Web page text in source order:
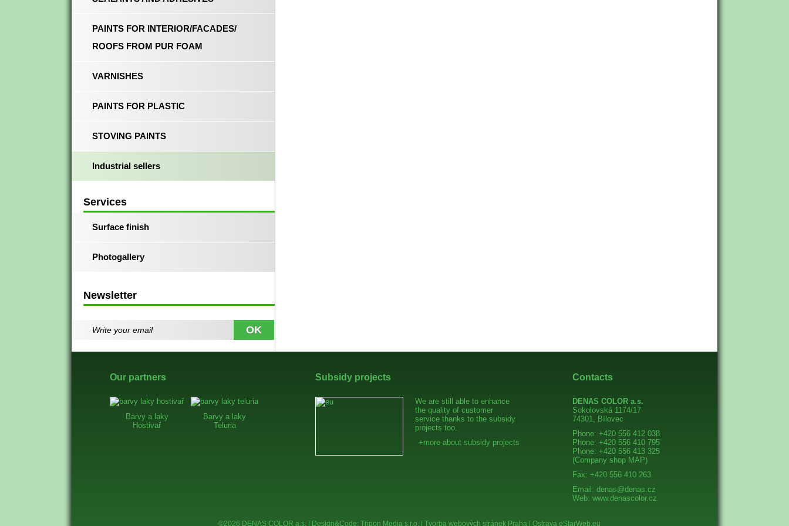
PAINTS FOR INTERIOR/FACADES/
ROOFS FROM PUR FOAM
VARNISHES
PAINTS FOR PLASTIC
STOVING PAINTS
Industrial sellers
Services
Surface finish
Photogallery
Newsletter
Our partners
Barvy a laky
Hostivař
Barvy a laky
Teluria
Subsidy projects
We are still able to enhance
the quality of customer
service thanks to the subsidy
projects too.
+more about subsidy projects
Contacts
DENAS COLOR a.s.
Sokolovská 1174/17
74301, Bílovec
Phone: +420 556 412 038
Phone: +420 556 410 795
Phone: +420 556 413 325
(Company shop MAP)
Fax: +420 556 410 263
Email: denas@denas.cz
Web: www.denascolor.cz
©2026 DENAS COLOR a.s. | Design&Code: Tripon Media s.r.o. Tvorba webových stránek Praha | Ostrava eStarWeb.eu